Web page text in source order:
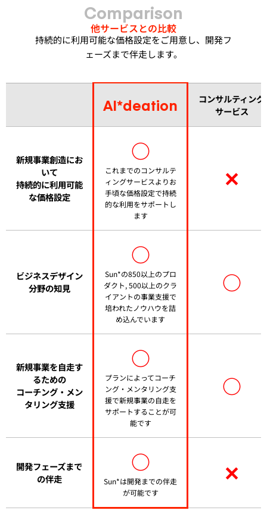
Comparison
他サービスとの比較
持続的に利用可能な価格設定をご用意し、開発フ
ェーズまで伴走します。
AI*deation
コンサルティング
サービス
新規事業創造にお
いて
持続的に利用可能
な価格設定
○
これまでのコンサルテ
ィングサービスよりお
手頃な価格設定で持続
的な利用をサポートし
ます
✕
ビジネスデザイン
分野の知見
○
Sun*の850以上のプロ
ダクト, 500以上のクラ
イアントの事業支援で
培われたノウハウを詰
め込んでいます
○
新規事業を自走す
るための
コーチング・メン
タリング支援
○
プランによってコーチ
ング・メンタリング支
援で新規事業の自走を
サポートすることが可
能です
○
開発フェーズまで
の伴走
○
Sun*は開発までの伴走
が可能です
✕